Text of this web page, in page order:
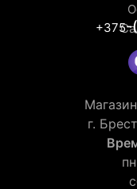
+375-
г.